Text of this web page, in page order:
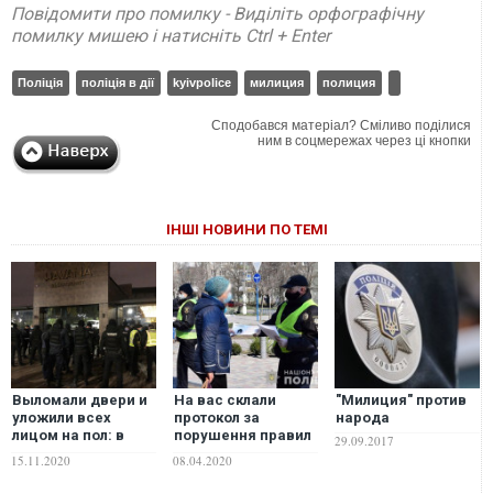
Повідомити про помилку - Виділіть орфографічну
помилку мишею і натисніть Ctrl + Enter
Поліція поліція в дії kyivpolice милиция полиция
Сподобався матеріал? Сміливо поділися
ним в соцмережах через ці кнопки
ІНШІ НОВИНИ ПО ТЕМІ
Выломали двери и
уложили всех
лицом на пол: в
пошла на штурм
15.11.2020
На вас склали
протокол за
порушення правил
сперечайтеся з
08.04.2020
"Милиция" против
народа
29.09.2017